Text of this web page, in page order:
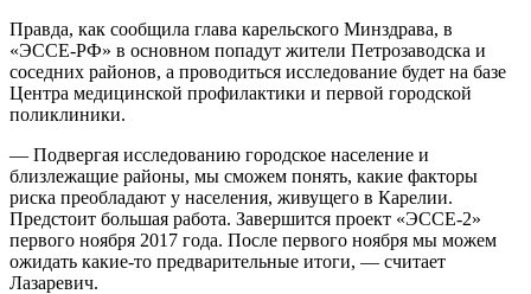
Правда, как сообщила глава карельского Минздрава, в
«ЭССЕ-РФ» в основном попадут жители Петрозаводска и
соседних районов, а проводиться исследование будет на базе
Центра медицинской профилактики и первой городской
поликлиники.
— Подвергая исследованию городское население и
близлежащие районы, мы сможем понять, какие факторы
риска преобладают у населения, живущего в Карелии.
Предстоит большая работа. Завершится проект «ЭССЕ-2»
первого ноября 2017 года. После первого ноября мы можем
ожидать какие-то предварительные итоги, — считает
Лазаревич.